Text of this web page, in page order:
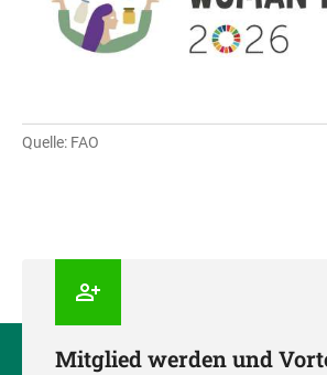
Quelle: FAO
Mitglied werden und